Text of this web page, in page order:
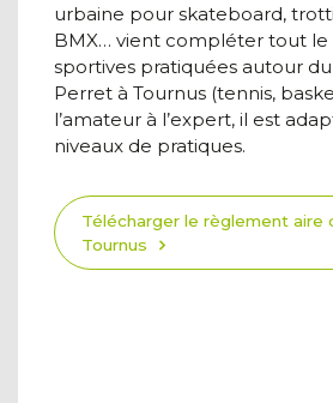
urbaine pour skateboard,
BMX… vient compléter tout le
sportives pratiquées autour
Perret à Tournus (tennis,
l’amateur à l’expert, il est
niveaux de pratiques.
Télécharger le règlement aire
Tournus